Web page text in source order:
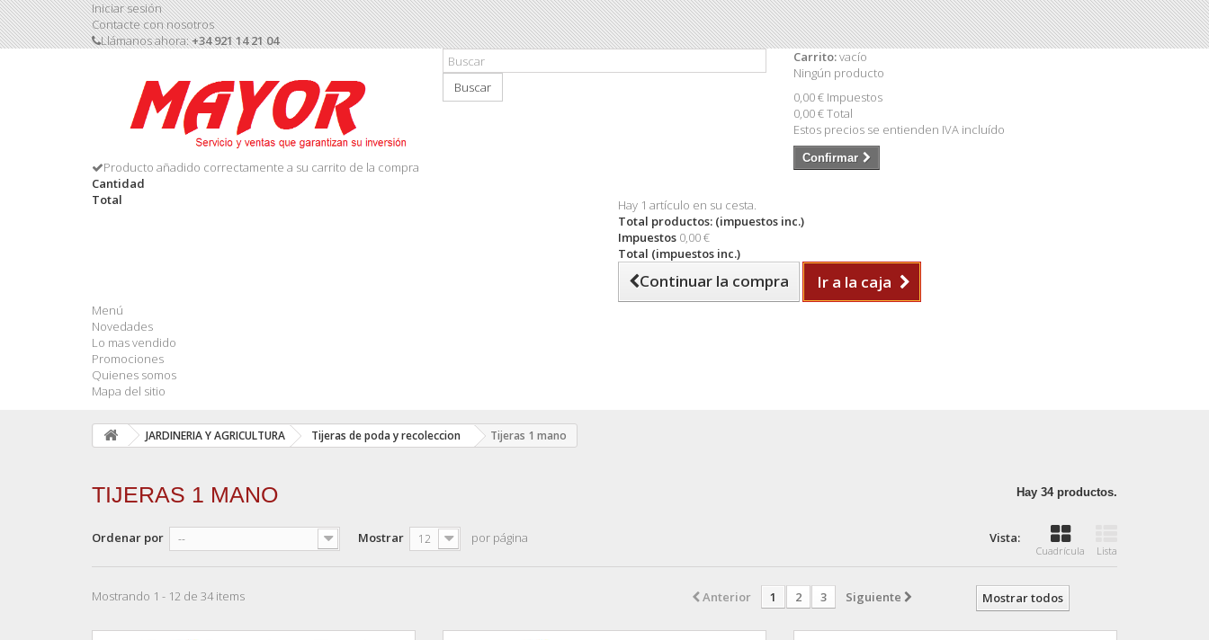
Iniciar sesión
Contacte con nosotros
Llámanos ahora:+34 921 14 21 04
Buscar
Carrito:vacío
Ningún producto
0,00 € Impuestos
0,00 €Total
Estos precios se entienden IVA incluído
Confirmar
Producto añadido correctamente a su carrito de la compra
Cantidad
Total
Hay 1 artículo en su cesta.
Total productos: (impuestos inc.)
Impuestos 0,00 €
Total (impuestos inc.)
Continuar la compra Ir a la caja
Menú
Novedades
Lo mas vendido
Promociones
Quienes somos
Mapa del sitio
JARDINERIA Y AGRICULTURA Tijeras de poda y recoleccion Tijeras 1 mano
TIJERAS 1 MANO Hay 34 productos.
Vista:
Cuadrícula Lista
Ordenar por -- Mostrar 12 por página
Mostrar todos
Anterior 1 2 3 Siguiente
Mostrando 1 - 12 de 34 items